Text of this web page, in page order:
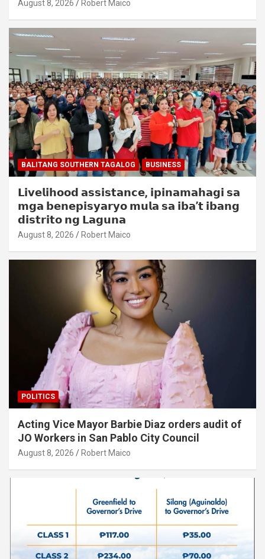
August 8, 2026 Robert Maico
BALITANG SOUTHERN TAGALOG BUSINESS
𝗟𝗶𝘃𝗲𝗹𝗶𝗵𝗼𝗼𝗱 𝗮𝘀𝘀𝗶𝘀𝘁𝗮𝗻𝗰𝗲, 𝗶𝗽𝗶𝗻𝗮𝗺𝗮𝗵𝗮𝗴𝗶 𝘀𝗮
𝗺𝗴𝗮 𝗯𝗲𝗻𝗲𝗽𝗶𝘀𝘆𝗮𝗿𝘆𝗼 𝗺𝘂𝗹𝗮 𝘀𝗮 𝗶𝗯𝗮’𝘁 𝗶𝗯𝗮𝗻𝗴
𝗱𝗶𝘀𝘁𝗿𝗶𝘁𝗼 𝗻𝗴 𝗟𝗮𝗴𝘂𝗻𝗮
August 8, 2026 Robert Maico
POLITICS
Acting Vice Mayor Barbie Diaz orders audit of
JO Workers in San Pablo City Council
August 8, 2026 Robert Maico